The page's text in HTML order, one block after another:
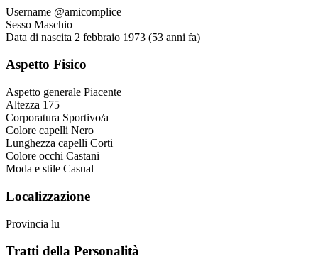
Username @amicomplice
Sesso Maschio
Data di nascita 2 febbraio 1973 (53 anni fa)
Aspetto Fisico
Aspetto generale Piacente
Altezza 175
Corporatura Sportivo/a
Colore capelli Nero
Lunghezza capelli Corti
Colore occhi Castani
Moda e stile Casual
Localizzazione
Provincia lu
Tratti della Personalità